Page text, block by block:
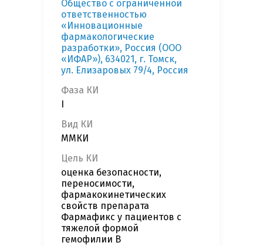
Общество с ограниченной
ответственностью
«Инновационные
фармакологические
разработки», Россия (ООО
«ИФАР»), 634021, г. Томск,
ул. Елизаровых 79/4, Россия
Фаза КИ
Вид КИ
ММКИ
Цель КИ
оценка безопасности,
переносимости,
фармакокинетических
свойств препарата
Фармафикс у пациентов с
тяжелой формой
гемофилии В